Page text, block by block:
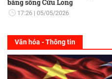
bằng sông Cửu Long
17:26 05/05/2026
Văn hóa - Thông tin